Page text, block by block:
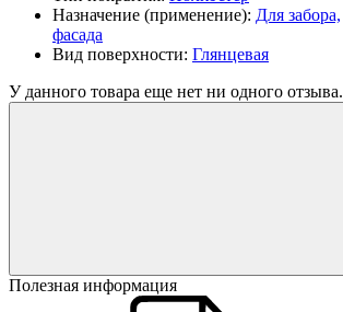
Назначение (применение): Для забора,
фасада
Вид поверхности: Глянцевая
У данного товара еще нет ни одного отзыва.
Полезная информация